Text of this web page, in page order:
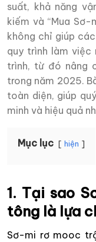
suất, khả năng
kiếm và “Mua
không chỉ giúp
quy trình làm
trình, từ đó nâng
trong năm 2025.
toàn diện, giúp
minh và hiệu quả
Mục lục hiện
1. Tại sao
tông là lựa
Sơ-mi rơ mooc